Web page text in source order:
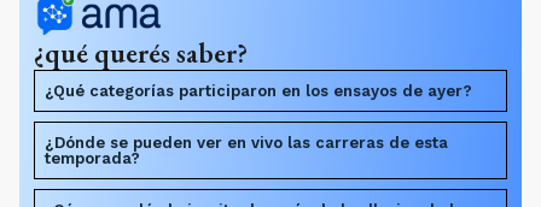
¿qué querés saber?
¿Qué categorías participaron en los ensayos de ayer?
¿Dónde se pueden ver en vivo las carreras de esta
temporada?